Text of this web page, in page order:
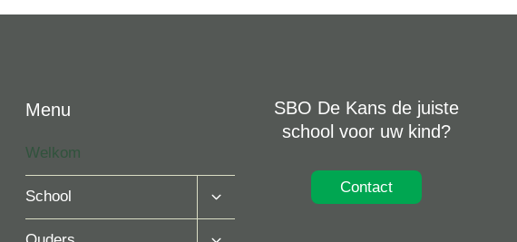
Menu
Welkom
School
Toggle
Toggle
SBO De Kans de juiste
school voor uw kind?
Contact